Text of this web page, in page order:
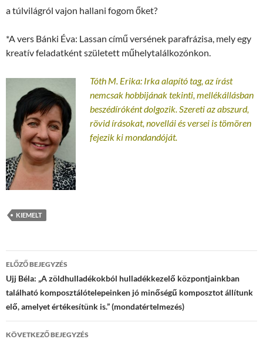
a túlvilágról vajon hallani fogom őket?
*A vers Bánki Éva: Lassan című versének parafrázisa, mely egy
kreatív feladatként született műhelytalálkozónkon.
Tóth M. Erika: Irka alapító tag, az írást
nemcsak hobbijának tekinti, mellékállásban
beszédíróként dolgozik. Szereti az abszurd,
rövid írásokat, novellái és versei is tömören
fejezik ki mondandóját.
KIEMELT
Bejegyzések
navigációja
ELŐZŐ BEJEGYZÉS
Ujj Béla: „A zöldhulladékokból hulladékkezelő központjainkban
található komposztálótelepeinken jó minőségű komposztot állítunk
elő, amelyet értékesítünk is.” (mondatértelmezés)
KÖVETKEZŐ BEJEGYZÉS